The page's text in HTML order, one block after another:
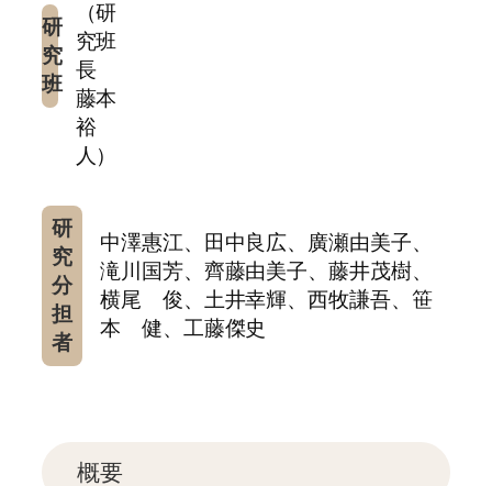
研
究
班
（研
究班
長
藤本
裕
人）
研
究
分
担
者
中澤惠江、田中良広、廣瀬由美子、
滝川国芳、齊藤由美子、藤井茂樹、
横尾 俊、土井幸輝、西牧謙吾、笹
本 健、工藤傑史
概要